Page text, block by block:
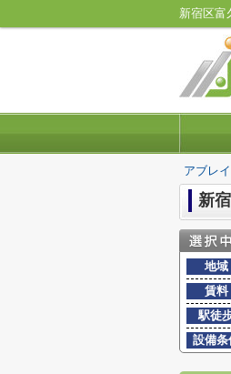
新宿区富
アブレ
新
地域
賃料
駅徒
設備条